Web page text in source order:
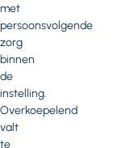
met
persoonsvolgende
zorg
binnen
de
instelling.
Overkoepelend
valt
te